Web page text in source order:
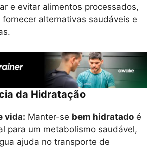
e evitar alimentos processados,
fornecer alternativas saudáveis e
da Hidratação
vida: Manter-se bem hidratado é
para um metabolismo saudável,
ajuda no transporte de